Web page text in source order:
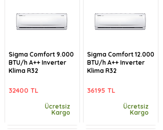
Sigma Comfort 9.000
BTU/h A++ Inverter
Klima R32
32400 TL
Ücretsiz
Kargo
Sigma Comfort 12.000
BTU/h A++ Inverter
Klima R32
36195 TL
Ücretsiz
Kargo